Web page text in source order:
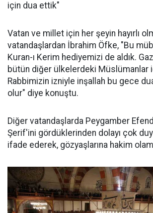
için dua ettik"
Vatan ve millet için her şeyin hayırlı
vatandaşlardan İbrahim Öfke, "Bu
Kuran-ı Kerim hediyemizi de aldık.
bütün diğer ülkelerdeki Müslümanlar
Rabbimizin izniyle inşallah bu gece
olur" diye konuştu.
Diğer vatandaşlarda Peygamber
Şerif'ini gördüklerinden dolayı çok
ifade ederek, gözyaşlarına hakim